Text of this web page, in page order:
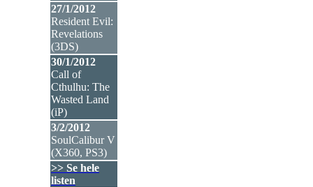
27/1/2012
Resident Evil:
Revelations
(3DS)
30/1/2012
Call of
Cthulhu: The
Wasted Land
(iP)
3/2/2012
SoulCalibur V
(X360, PS3)
>> Se hele
listen